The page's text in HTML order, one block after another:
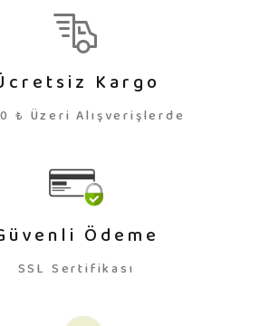
Kargo
₺ Üzeri Alışverişlerde
Ödeme
SSL Sertifikası